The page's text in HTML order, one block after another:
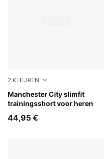
2 KLEUREN
Manchester City slimfit
trainingsshort voor heren
PUMA Black-Cast Iron
44,95 €